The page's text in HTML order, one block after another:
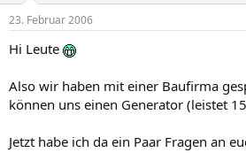
23. Februar 2006
Hi Leute
Also wir haben mit einer Baufirma
können uns einen Generator (leistet
Jetzt habe ich da ein Paar Fragen an